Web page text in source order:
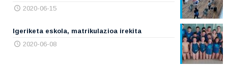
2020-06-15
Igeriketa eskola, matrikulazioa irekita
2020-06-08